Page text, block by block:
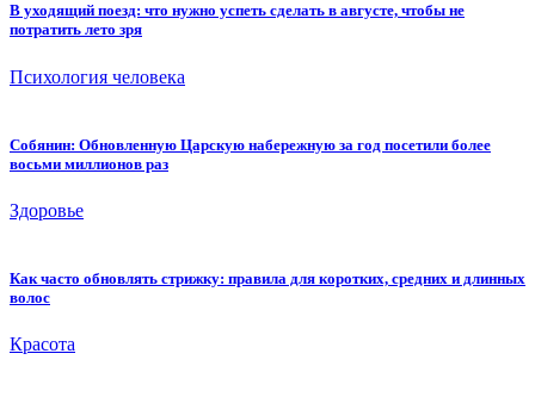
В уходящий поезд: что нужно успеть сделать в августе, чтобы не
потратить лето зря
Психология человека
Собянин: Обновленную Царскую набережную за год посетили более
восьми миллионов раз
Здоровье
Как часто обновлять стрижку: правила для коротких, средних и длинных
волос
Красота